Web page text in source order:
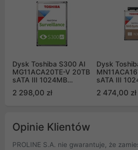
Dysk Toshiba S300 AI
MG11ACA20TE-V 20TB
sATA III 1024MB
Surveillance Bulk
2 298,00 zł
Dysk
sATA III
2 474,00 zł
Opinie Klientów
PROLINE S.A. nie gwarantuje, że